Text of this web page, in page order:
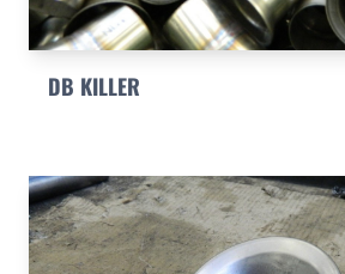
DB KILLER